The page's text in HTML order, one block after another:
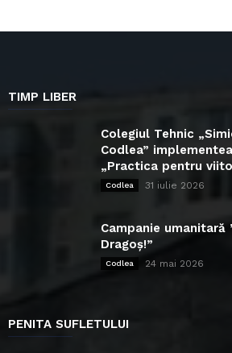
TIMP LIBER
Colegiul Tehnic
Codlea”
„Practica pentru
Codlea 31 iulie 2026
Campanie umanitară
Dragoș!”
Codlea 24 mai 2026
PENITA SUFLETULUI